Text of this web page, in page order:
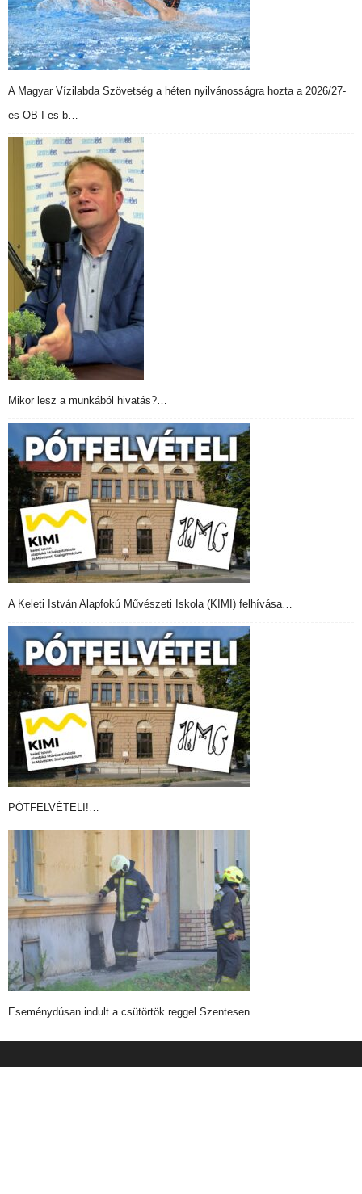
A Magyar Vízilabda Szövetség a héten nyilvánosságra hozta a 2026/27-
es OB I-es b…
Mikor lesz a munkából hivatás?…
A Keleti István Alapfokú Művészeti Iskola (KIMI) felhívása…
PÓTFELVÉTELI!…
Eseménydúsan indult a csütörtök reggel Szentesen…